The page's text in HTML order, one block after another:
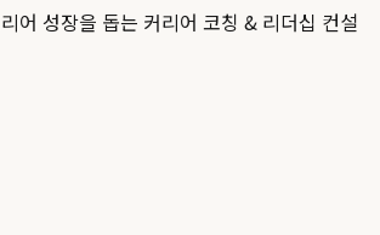
어 성장을 돕는 커리어 코칭 & 리더십 컨설